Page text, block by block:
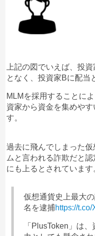
上記の図でいえば、投
となく、投資家Bに配当
MLMを採用することに
資家から資金を集めや
す。
過去に飛んでしまった
ムと言われる詐欺だと
にも上るとされています
仮想通貨史上最大
名を逮捕https://
「PlusToken」は